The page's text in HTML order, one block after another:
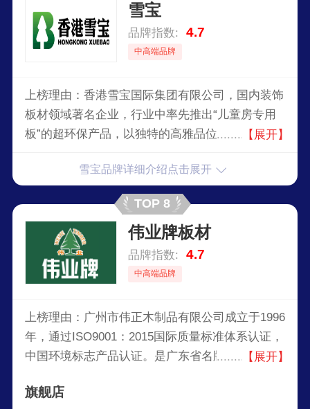
雪宝
品牌指数: 4.7
中高端品牌
上榜理由：香港雪宝国际集团有限公司，国内装饰
板材领域著名企业，行业中率先推出“儿童房专用
板”的超环保产品，以独特的高雅品位和艺术魅力
【展开】
雪宝品牌详细介绍点击展开
TOP 8
伟业牌板材
品牌指数: 4.7
中高端品牌
上榜理由：广州市伟正木制品有限公司成立于1996
年，通过ISO9001：2015国际质量标准体系认证，
中国环境标志产品认证。是广东省名牌、广东省著
护名录。是ENF级板材的缔造者，阻燃、绝燃板材
【展开】
旗舰店